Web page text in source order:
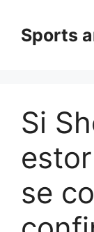
contenido
Sports
Si
se